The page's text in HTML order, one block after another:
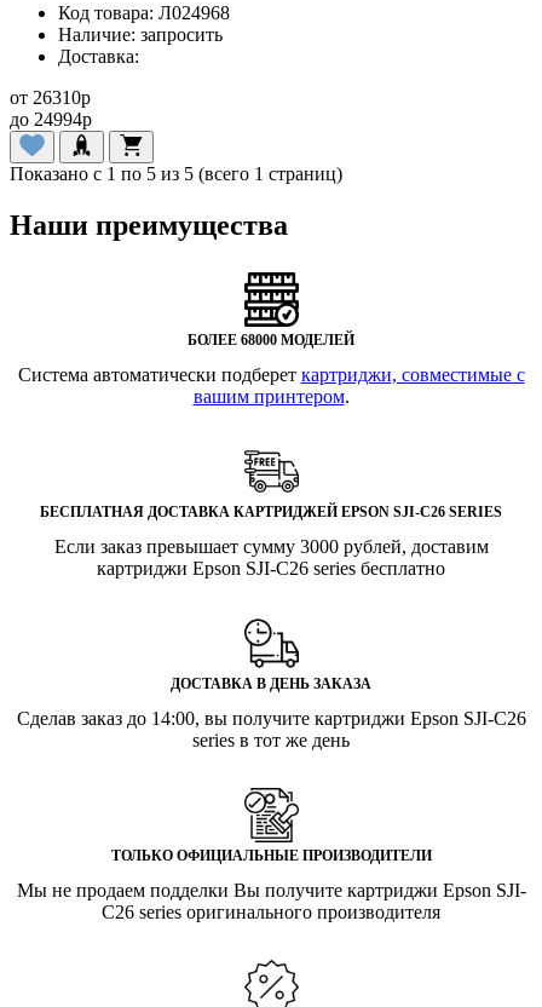
Код товара: Л024968
Наличие: запросить
Доставка:
от 26310p
до 24994p
Показано с 1 по 5 из 5 (всего 1 страниц)
Наши преимущества
БОЛЕЕ 68000 МОДЕЛЕЙ
Система автоматически подберет картриджи, совместимые с
вашим принтером.
БЕСПЛАТНАЯ ДОСТАВКА КАРТРИДЖЕЙ EPSON SJI-C26 SERIES
Если заказ превышает сумму 3000 рублей, доставим
картриджи Epson SJI-C26 series бесплатно
ДОСТАВКА В ДЕНЬ ЗАКАЗА
Сделав заказ до 14:00, вы получите картриджи Epson SJI-C26
series в тот же день
ТОЛЬКО ОФИЦИАЛЬНЫЕ ПРОИЗВОДИТЕЛИ
Мы не продаем подделки Вы получите картриджи Epson SJI-
C26 series оригинального производителя